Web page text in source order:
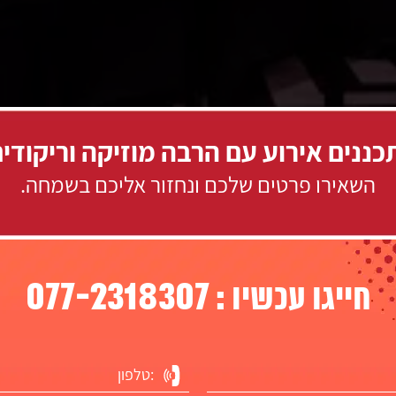
אירוע עם הרבה מוזיקה
השאירו פרטים שלכם ונחזור אליכם בשמחה.
חייגו עכשיו :077-2318307